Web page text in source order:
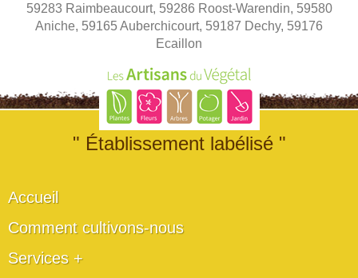
59283 Raimbeaucourt, 59286 Roost-Warendin, 59580
Aniche, 59165 Auberchicourt, 59187 Dechy, 59176
Ecaillon
" Établissement labélisé "
Accueil
Comment cultivons-nous
Services +